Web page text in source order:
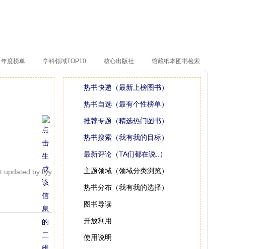
年度榜单 学科领域TOP10 核心出版社 馆藏纸本图书检索
updated by liyy
热书快递（最新上榜图书）
热书自选（最有个性榜单）
推荐专题（精选热门图书）
热书搜索（我有我的目标）
最新评论（TA们都在说..）
主题领域（领域分类浏览）
热书分布（我有我的选择）
图书导读
开放利用
使用说明